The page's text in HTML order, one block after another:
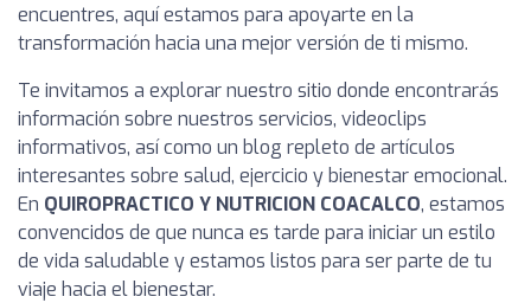
encuentres, aquí estamos para apoyarte en la
transformación hacia una mejor versión de ti mismo.
Te invitamos a explorar nuestro sitio donde encontrarás
información sobre nuestros servicios, videoclips
informativos, así como un blog repleto de artículos
interesantes sobre salud, ejercicio y bienestar emocional.
En QUIROPRACTICO Y NUTRICION COACALCO, estamos
convencidos de que nunca es tarde para iniciar un estilo
de vida saludable y estamos listos para ser parte de tu
viaje hacia el bienestar.